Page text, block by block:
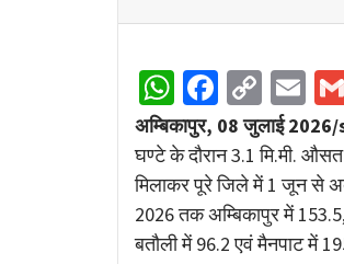
WhatsApp
Copy
Link
अम्बिकापुर, 08 जुलाई
घण्टे के दौरान 3.1 मि.मी. औसत
मिलाकर पूरे जिले में 1 जून से
2026 तक अम्बिकापुर में
बतौली में 96.2 एवं मैनपाट में